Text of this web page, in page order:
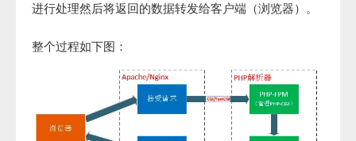
进行处理然后将返回的数据转发给客户端（浏览器）。
整个过程如下图：